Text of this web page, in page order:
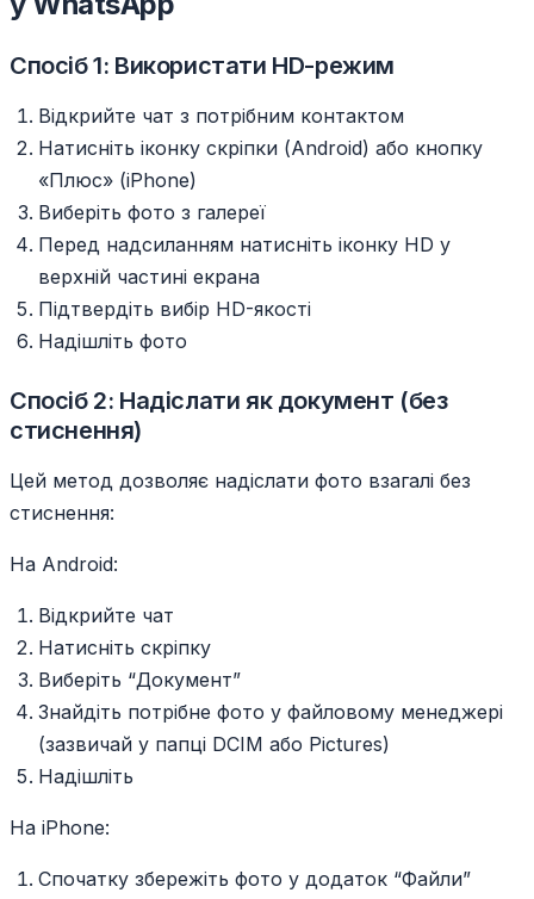
Спосіб 1: Використати HD-режим
Відкрийте чат з потрібним контактом
Натисніть іконку скріпки (Android) або кнопку
«Плюс» (iPhone)
Виберіть фото з галереї
Перед надсиланням натисніть іконку HD у
верхній частині екрана
Підтвердіть вибір HD-якості
Надішліть фото
Спосіб 2: Надіслати як документ (без
стиснення)
Цей метод дозволяє надіслати фото взагалі без
стиснення:
На Android:
Відкрийте чат
Натисніть скріпку
Виберіть “Документ”
Знайдіть потрібне фото у файловому менеджері
(зазвичай у папці DCIM або Pictures)
Надішліть
На iPhone:
Спочатку збережіть фото у додаток “Файли”